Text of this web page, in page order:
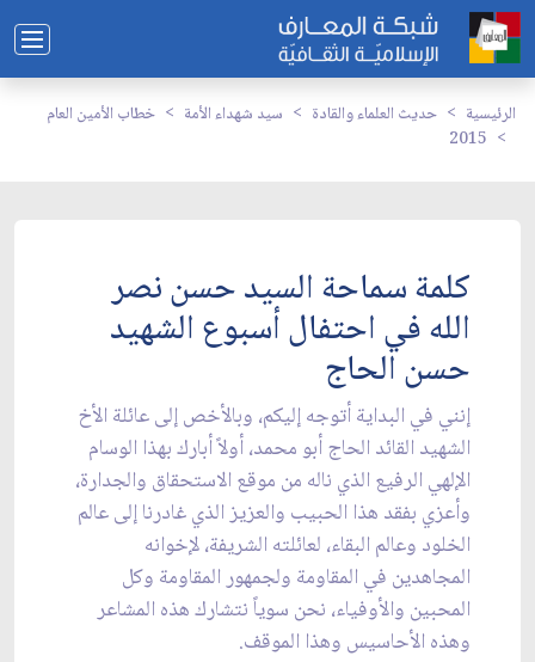
الرئيسية حديث العلماء والقادة سيد شهداء الأمة
خطاب الأمين العام
2015
كلمة سماحة السيد حسن نصر
الله في احتفال أسبوع الشهيد
حسن الحاج
إنني في البداية أتوجه إليكم، وبالأخص إلى عائلة الأخ
الشهيد القائد الحاج أبو محمد، أولاً أبارك بهذا الوسام
الإلهي الرفيع الذي ناله من موقع الاستحقاق والجدارة،
وأعزي بفقد هذا الحبيب والعزيز الذي غادرنا إلى عالم
الخلود وعالم البقاء، لعائلته الشريفة، لإخوانه
المجاهدين في المقاومة ولجمهور المقاومة وكل
المحبين والأوفياء، نحن سوياً نتشارك هذه المشاعر
وهذه الأحاسيس وهذا الموقف.